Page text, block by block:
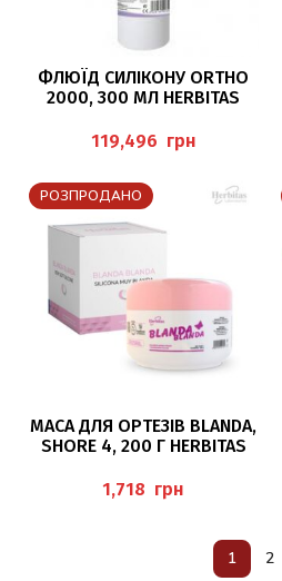
ДОДАТИ В КОШИК
ФЛЮЇД СИЛІКОНУ ORTHO
2000, 300 МЛ HERBITAS
грн
РОЗПРОДАНО
ЧИТАТИ ДАЛІ
МАСА ДЛЯ ОРТЕЗІВ BLANDA,
SHORE 4, 200 Г HERBITAS
грн
1 2